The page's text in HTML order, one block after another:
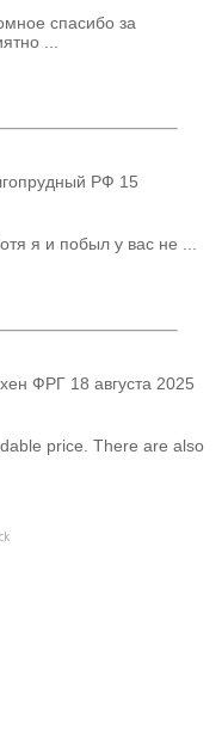
спасибо за
...
РФ 15
я и побыл у вас не ...
ФРГ 18 августа 2025
price. There are also